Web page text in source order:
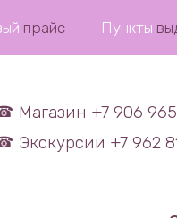
прайс Пункты
Магазин +7 906
Экскурсии +7 962